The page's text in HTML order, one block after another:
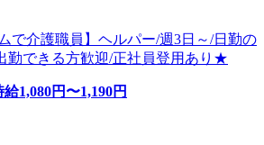
で介護職員】ヘルパー/週3日～/日勤の
勤できる方歓迎/正社員登用あり★
給1,080円〜1,190円